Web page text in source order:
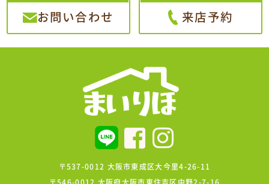
お問い合わせ 来店予約
〒537-0012 大阪市東成区大今里4-26-11
〒546-0012 大阪府大阪市東住吉区中野2-7-16